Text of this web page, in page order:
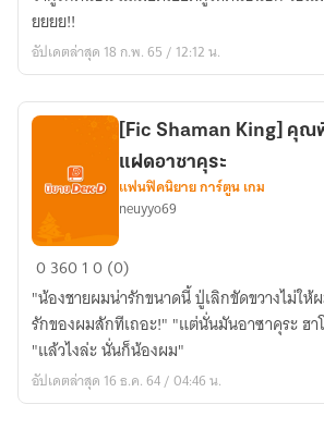
เหมือน
ที่
คุย
ไว้
#รัก
ม้วน
[
Yaoi
/
BL
]
ยยยย!!
อัปเดตล่าสุด 18 ก.พ. 65 / 12:12 น.
[Fic
Shaman
King]
คุณ
พี่
ชาย
[Fic Shaman King] คุณ
แฝดอาซาคุระ
แฟนฟิคนิยาย การ์ตูน เกม
neuyyo69
036010 (0)
"น้องชายผมน่ารักขนาดนี้ ปู่เลิกขัดขวางไม่ให้
รักของผมสักทีเถอะ!" "แต่นั่นมันอาซาคุระ ฮาโอ! เจ้าหลานงี่เง่า"
"แล้วไงล่ะ นั่นก็น้องผม"
อัปเดตล่าสุด 16 ธ.ค. 64 / 04:46 น.